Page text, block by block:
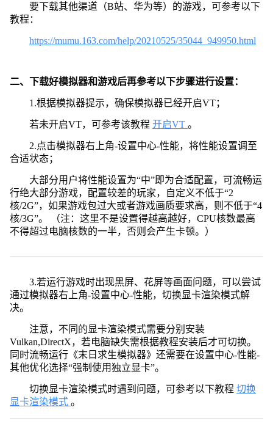
要下载其他渠道（B站、华为等）的游戏，可参考以下
教程：
https://mumu.163.com/help/20210525/35044_949950.html
二、下载好模拟器和游戏后再参考以下步骤进行设置：
1.根据模拟器提示，确保模拟器已经开启VT；
若未开启VT，可参考该教程 开启VT 。
2.点击模拟器右上角-设置中心-性能，将性能设置调至
合适状态；
大部分用户将性能设置为“中”即为合适配置，可流畅运
行绝大部分游戏，配置较差的玩家，自定义不低于“2
核/2G”，如果游戏包过大或者游戏画质要求高，则不低于“4
核/3G”。 （注：这里不是设置得越高越好，CPU核数最高
不得超过电脑核数的一半，否则会产生卡顿。）
3.若运行游戏时出现黑屏、花屏等画面问题，可以尝试
通过模拟器右上角-设置中心-性能，切换显卡渲染模式解
决。
注意，不同的显卡渲染模式需要分别安装
Vulkan,DirectX，若电脑缺失需根据教程安装后才可切换。
同时流畅运行《末日求生模拟器》还需要在设置中心-性能-
其他优化选择“强制使用独立显卡”。
切换显卡渲染模式时遇到问题，可参考以下教程 切换
显卡渲染模式 。